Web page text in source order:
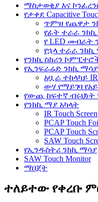
ማስታወቂያ እና
የታቀደ Capacitive
ጥምዝ የጨዋታ
የፊት ተራራ
የ LED መብራት
የኋላ ተራራ ንክኪ
የንክኪ ስክሪን
የኢንፍራሬድ ንክኪ ማሳያ
አቧራ ተከላካይ
ውሃ የማይገባ
የውጪ ከፍተኛ ብሩህነት
የንክኪ ማያ አካላት
IR Touch Screen
PCAP Touch
PCAP Touch
SAW Touch
የኢንዱስትሪ ንክኪ ማሳያ
SAW Touch Monitor
ማበጀት
ተለይተው የቀረቡ